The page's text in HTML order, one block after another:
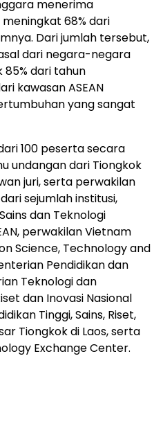
menerima
68% dari
Dari jumlah tersebut,
dari negara-negara
85% dari tahun
kawasan ASEAN
yang sangat
100 peserta secara
undangan dari Tiongkok
juri, serta perwakilan
sejumlah institusi,
dan Teknologi
perwakilan Vietnam
Science, Technology and
Pendidikan dan
Teknologi dan
dan Inovasi Nasional
Tinggi, Sains, Riset,
Tiongkok di Laos, serta
Exchange Center.